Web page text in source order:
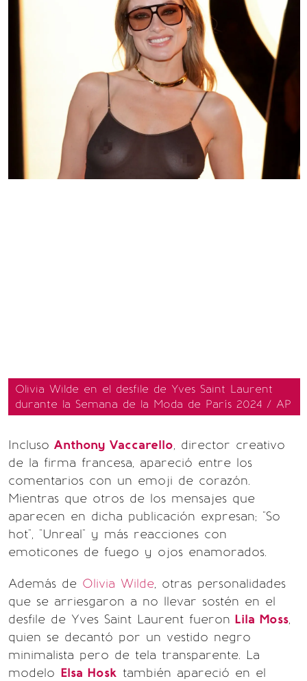
Olivia Wilde en el desfile de Yves Saint Laurent
durante la Semana de la Moda de París 2024 / AP
Incluso Anthony Vaccarello, director creativo
de la firma francesa, apareció entre los
comentarios con un emoji de corazón.
Mientras que otros de los mensajes que
aparecen en dicha publicación expresan; "So
hot", "Unreal" y más reacciones con
emoticones de fuego y ojos enamorados.
Además de Olivia Wilde, otras personalidades
que se arriesgaron a no llevar sostén en el
desfile de Yves Saint Laurent fueron Lila Moss,
quien se decantó por un vestido negro
minimalista pero de tela transparente. La
modelo Elsa Hosk también apareció en el